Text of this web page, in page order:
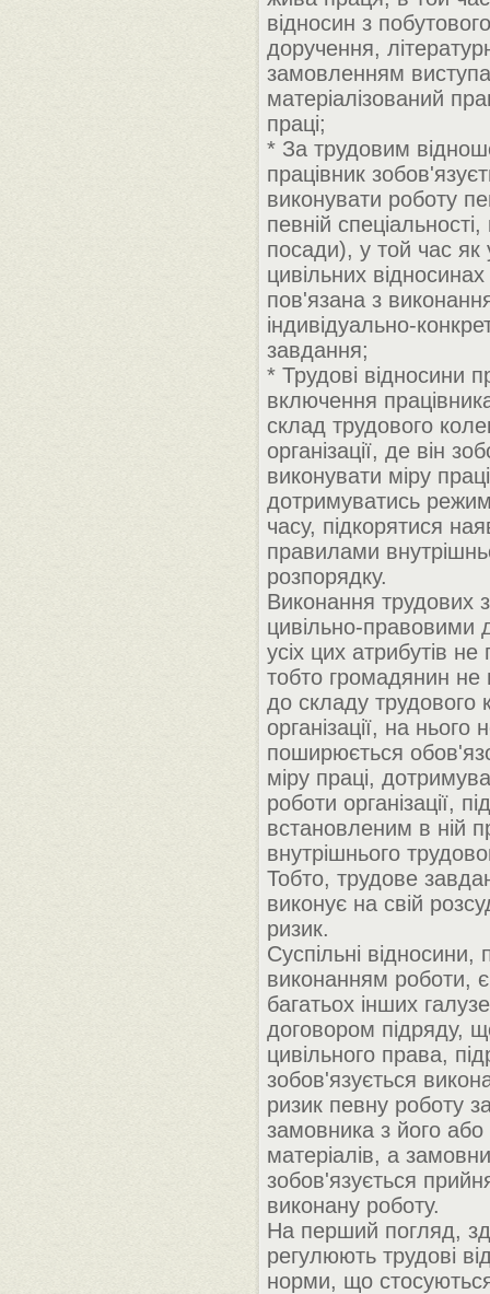
відносин з
доручення,
замовленням
матеріалізований
праці;
* За трудовим
працівник
виконувати роботу
певній спеціальності,
посади), у той час як
цивільних
пов'язана з
індивідуально-
завдання;
* Трудові відносини
включення
склад трудового
організації, де він
виконувати міру
дотримуватись
часу, підкорятися
правилами
розпорядку.
Виконання трудових
цивільно-правовими
усіх цих атрибутів
тобто громадянин не
до складу трудового
організації, на нього
поширюється
міру праці,
роботи організації,
встановленим в ній
внутрішнього
Тобто, трудове
виконує на свій
ризик.
Суспільні відносини,
виконанням роботи,
багатьох інших
договором підряду,
цивільного права,
зобов'язується
ризик певну роботу
замовника з його або
матеріалів, а
зобов'язується
виконану роботу.
На перший погляд,
регулюють трудові
норми, що